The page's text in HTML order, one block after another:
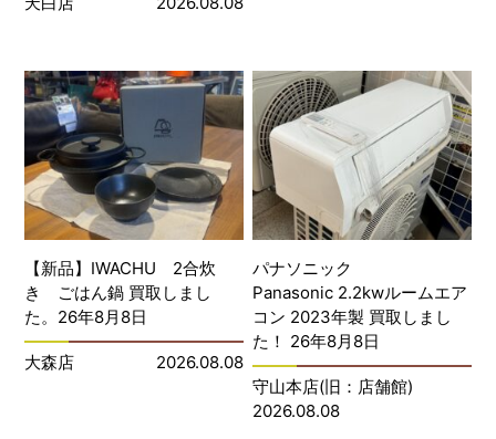
【新品】IWACHU 2合炊
き ごはん鍋 買取しまし
た。26年8月8日
大森店 2026.08.08
パナソニック
Panasonic 2.2kwルームエア
コン 2023年製 買取しまし
た！ 26年8月8日
守山本店(旧：店舗館)
2026.08.08